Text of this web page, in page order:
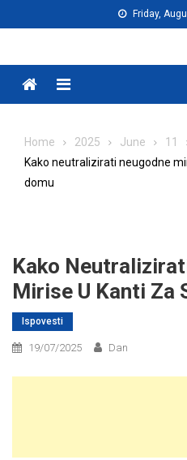
to
Friday,
Menu
Home 2025 June
11
Kako neutralizirati neugodne
domu
Kako
Mirise U Kanti Za
Ispovesti
19/07/2025 Dan